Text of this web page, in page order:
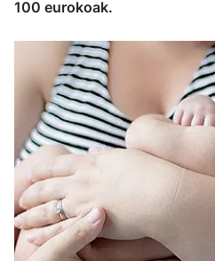
100 eurokoak.